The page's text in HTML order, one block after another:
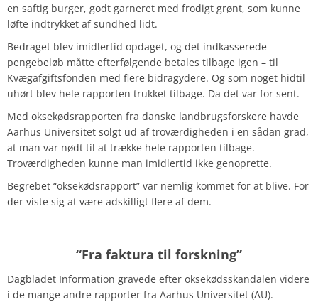
en saftig burger, godt garneret med frodigt grønt, som kunne
løfte indtrykket af sundhed lidt.
Bedraget blev imidlertid opdaget, og det indkasserede
pengebeløb måtte efterfølgende betales tilbage igen – til
Kvægafgiftsfonden med flere bidragydere. Og som noget hidtil
uhørt blev hele rapporten trukket tilbage. Da det var for sent.
Med oksekødsrapporten fra danske landbrugsforskere havde
Aarhus Universitet solgt ud af troværdigheden i en sådan grad,
at man var nødt til at trække hele rapporten tilbage.
Troværdigheden kunne man imidlertid ikke genoprette.
Begrebet “oksekødsrapport” var nemlig kommet for at blive. For
der viste sig at være adskilligt flere af dem.
“Fra faktura til forskning”
Dagbladet Information gravede efter oksekødsskandalen videre
i de mange andre rapporter fra Aarhus Universitet (AU).